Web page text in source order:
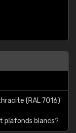
(RAL 7016)
plafonds blancs?